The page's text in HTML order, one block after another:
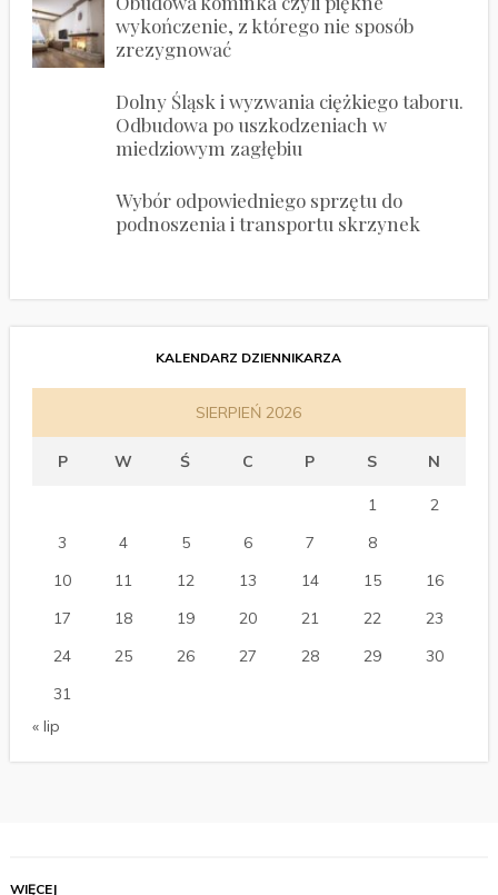
wykończenie, z którego nie sposób
zrezygnować
Dolny Śląsk i wyzwania ciężkiego taboru.
Odbudowa po uszkodzeniach w
miedziowym zagłębiu
Wybór odpowiedniego sprzętu do
podnoszenia i transportu skrzynek
KALENDARZ DZIENNIKARZA
SIERPIEŃ 2026
P W Ś C P S N
1
2
3
4 5 6 7 8
10
11 12 13 14 15
16
17
18 19 20 21 22
23
24
25 26 27 28 29
30
31
« lip
WIĘCEJ